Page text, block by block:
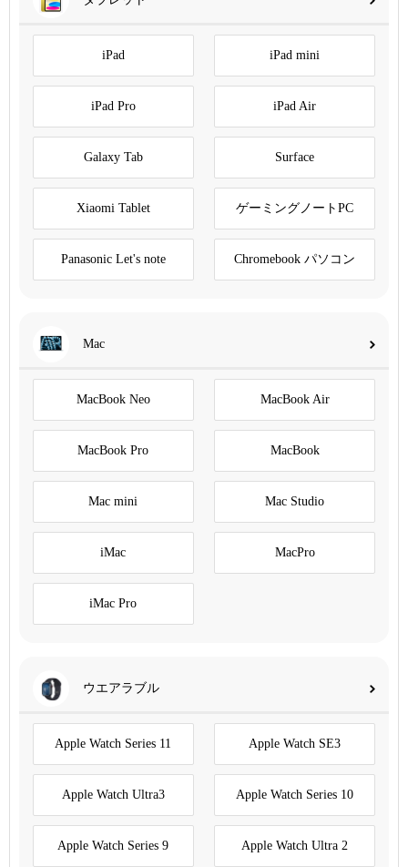
iPad iPad mini
iPad Pro iPad Air
Galaxy Tab Surface
Xiaomi Tablet ゲーミングノートPC
Panasonic Let's note Chromebook パソコン
Mac
MacBook Neo MacBook Air
MacBook Pro MacBook
Mac mini Mac Studio
iMac MacPro
iMac Pro
ウエアラブル
Apple Watch Series 11 Apple Watch SE3
Apple Watch Ultra3 Apple Watch Series 10
Apple Watch Series 9 Apple Watch Ultra 2